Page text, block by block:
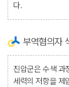
다.
부역혐의자
진압군은 수색 과
세력의 저항을 제